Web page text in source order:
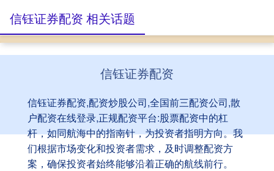
信钰证券配资
信钰证券配资,配资炒股公司,全国前三配资公司,散
户配资在线登录,正规配资平台:股票配资中的杠
杆，如同航海中的指南针，为投资者指明方向。我
们根据市场变化和投资者需求，及时调整配资方
案，确保投资者始终能够沿着正确的航线前行。
信钰证券配资 相关话题